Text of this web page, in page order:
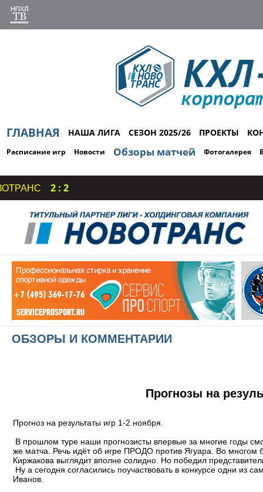
ГЛАВНАЯ НАША ЛИГА СЕЗОН 2025/26 ПРОЕКТЫ
Расписание игр Новости Обзоры матчей Фотогалерея
2
ОБЗОРЫ И КОММЕНТАРИИ
Прогнозы на
Прогноз на результаты игр 1-2 ноября.
В прошлом туре наши прогнозисты впервые за многие годы
же матча. Речь идёт об игре ПРОДО против Ягуара. Во многом
Киржакова выглядит вполне солидно. Но победил
Ну а сегодня согласились поучаствовать в конкурсе одни
Иванов.